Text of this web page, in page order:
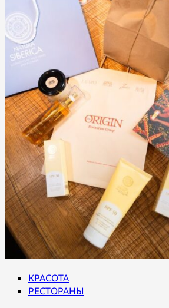
КРАСОТА
РЕСТОРАНЫ